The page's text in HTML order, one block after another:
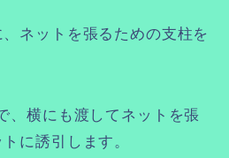
ネットを張るための支柱を
、横にも渡してネットを張
に誘引します。